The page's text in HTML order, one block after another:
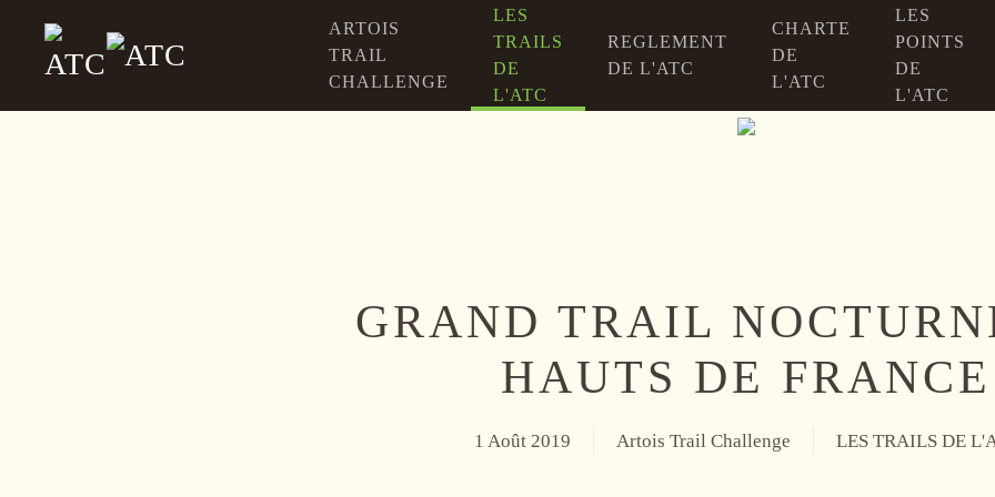
Accéder au contenu principal
ARTOIS
TRAIL
CHALLENGE
LES
TRAILS
DE
L'ATC
REGLEMENT
DE L'ATC
CHARTE
DE
L'ATC
LES
POINTS
DE
L'ATC
GRAND TRAIL
HAUTS DE FRANCE
1 Août 2019 Artois Trail Challenge LES TRAILS DE